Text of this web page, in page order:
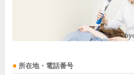
所在地・電話番号